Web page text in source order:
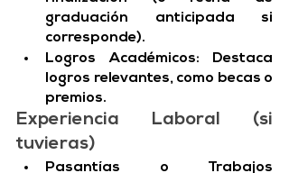
graduación anticipada si
corresponde).
Logros Académicos: Destaca
logros relevantes, como becas o
premios.
Experiencia Laboral (si
tuvieras)
Pasantías o Trabajos